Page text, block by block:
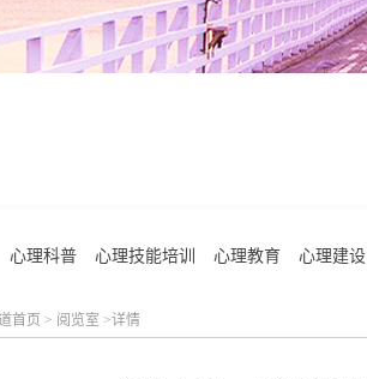
心理科普 心理技能培训 心理教育 心理建设
首页 > 阅览室 >详情